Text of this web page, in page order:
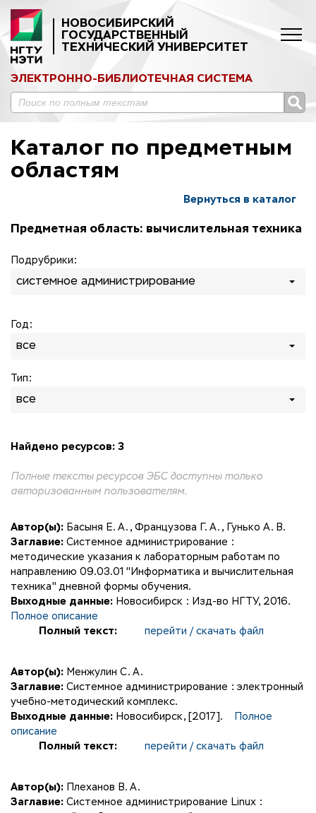
НОВОСИБИРСКИЙ
ГОСУДАРСТВЕННЫЙ
ТЕХНИЧЕСКИЙ УНИВЕРСИТЕТ
ЭЛЕКТРОННО-БИБЛИОТЕЧНАЯ СИСТЕМА
Каталог по предметным
областям
Вернуться в каталог
Предметная область: вычислительная техника
Подрубрики:
системное администрирование
Год:
все
Тип:
все
Найдено ресурсов: 3
Полные тексты ресурсов ЭБС доступны только
авторизованным пользователям.
Автор(ы): Басыня Е. А. , Французова Г. А. , Гунько А. В.
Заглавие: Системное администрирование :
методические указания к лабораторным работам по
направлению 09.03.01 "Информатика и вычислительная
техника" дневной формы обучения.
Выходные данные: Новосибирск : Изд-во НГТУ, 2016.
Полное описание
Полный текст:
перейти / скачать файл
Автор(ы): Менжулин С. А.
Заглавие: Системное администрирование : электронный
учебно-методический комплекс.
Выходные данные: Новосибирск, [2017].
Полное
описание
Полный текст:
перейти / скачать файл
Автор(ы): Плеханов В. А.
Заглавие: Системное администрирование Linux :